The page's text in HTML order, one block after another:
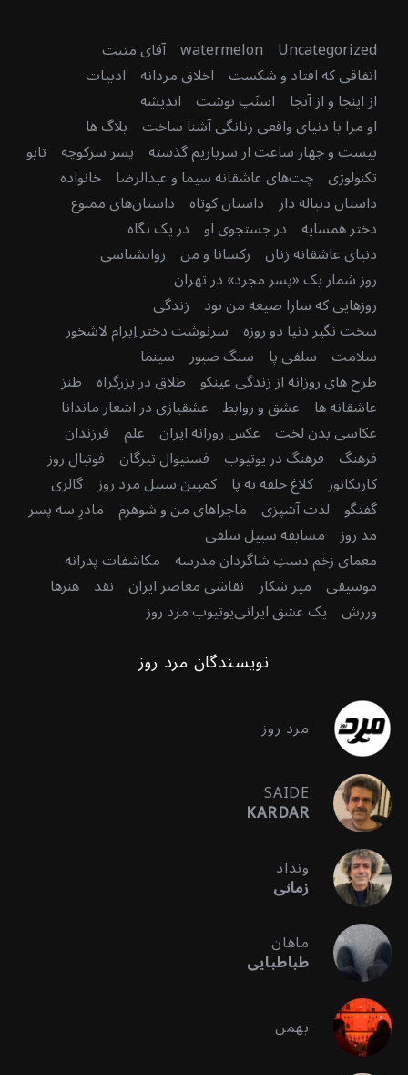
Uncategorized
watermelon آقای مثبت
اتفاقی که افتاد و شکست اخلاق مردانه ادبیات
از اینجا و از آنجا اسنَپ نوشت اندیشه
او مرا با دنیای واقعی زنانگی آشنا ساخت بلاگ ها
بیست و چهار ساعت از سربازیم گذشته پسر سرکوچه تابو
تکنولوژی چت‌های عاشقانه سیما و عبدالرضا خانواده
داستان دنباله دار داستان کوتاه داستان‌های ممنوع
دختر همسایه در جستجوی او در یک نگاه
دنیای عاشقانه زنان رکسانا و من روانشناسی
روز شمار یک «پسر مجرد» در تهران
روزهایی که سارا صیغه من بود زندگی
سخت نگیر دنیا دو روزه سرنوشت دختر اِبرام لاشخور
سلامت سلفی پا سنگ صبور سینما
طرح های روزانه از زندگی عینکو طلاق در بزرگراه طنز
عاشقانه ها عشق و روابط عشقبازی در اشعار ماندانا
عکاسی بدن لخت عکس روزانه ایران علم فرزندان
فرهنگ فرهنگ در یوتیوب فستیوال تیرگان فوتبال روز
کاریکاتور کلاغ حلقه به پا کمپین سبیل مرد روز گالری
گفتگو لذت آشپزی ماجراهای من و شوهرم مادرِ سه پسر
مد روز مسابقه سبیل سلفی
معمای زخم دستِ شاگردان مدرسه مکاشفات پدرانه
موسیقی میر شکار نقاشی معاصر ایران نقد هنرها
ورزش یک عشق ایرانییوتیوب مرد روز
نویسندگان مرد روز
مرد روز
SAIDE
KARDAR
ونداد
زمانی
ماهان
طباطبایی
بهمن